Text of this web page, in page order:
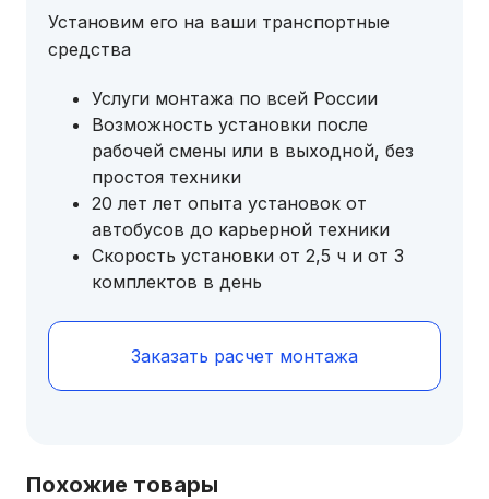
Установим его на ваши транспортные
средства
Услуги монтажа по всей России
Возможность установки после
рабочей смены или в выходной, без
простоя техники
20 лет лет опыта установок от
автобусов до карьерной техники
Скорость установки от 2,5 ч и от 3
комплектов в день
Заказать расчет монтажа
Похожие товары